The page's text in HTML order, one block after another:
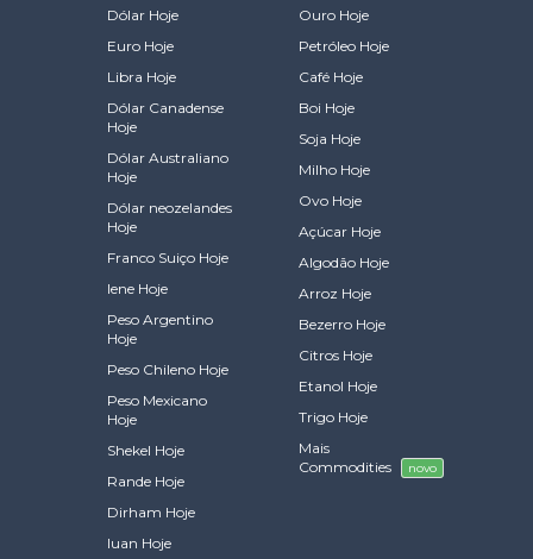
Dólar Hoje
Euro Hoje
Libra Hoje
Dólar Canadense
Hoje
Dólar Australiano
Hoje
Dólar neozelandes
Hoje
Franco Suiço Hoje
Iene Hoje
Peso Argentino
Hoje
Peso Chileno Hoje
Peso Mexicano
Hoje
Shekel Hoje
Rande Hoje
Dirham Hoje
Iuan Hoje
Ouro Hoje
Petróleo Hoje
Café Hoje
Boi Hoje
Soja Hoje
Milho Hoje
Ovo Hoje
Açúcar Hoje
Algodão Hoje
Arroz Hoje
Bezerro Hoje
Citros Hoje
Etanol Hoje
Trigo Hoje
Mais
Commodities
novo